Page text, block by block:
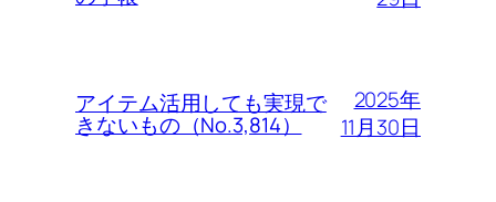
アイテム活用しても実現で
きないもの（No.3,814）
2025年
11月30日